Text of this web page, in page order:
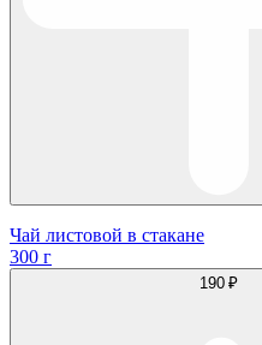
Чай листовой в стакане
300 г
190 ₽